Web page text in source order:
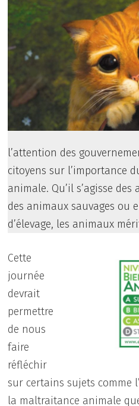
l’attention des
citoyens sur l’importance
animale. Qu’il s’agisse
des animaux sauvages ou
d’élevage, les animaux
Cette
journée
devrait
permettre
de nous
faire
réfléchir
sur certains sujets comme
la maltraitance animale